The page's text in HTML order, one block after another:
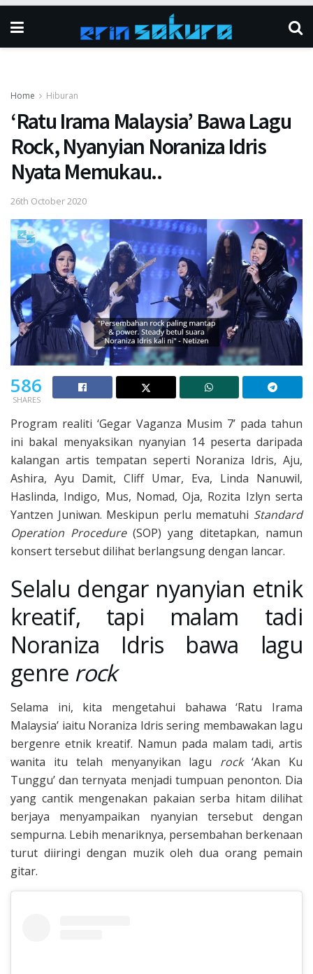
Home Hiburan
‘Ratu Irama Malaysia’ Bawa Lagu
Rock, Nyanyian Noraniza Idris
Nyata Memukau..
26th October 2020
586
SHARES
Program realiti ‘Gegar Vaganza Musim 7’ pada tahun
ini bakal menyaksikan nyanyian 14 peserta daripada
kalangan artis tempatan seperti Noraniza Idris, Aju,
Ashira, Ayu Damit, Cliff Umar, Eva, Linda Nanuwil,
Haslinda, Indigo, Mus, Nomad, Oja, Rozita Izlyn serta
Yantzen Juniwan. Meskipun perlu mematuhi Standard
Operation Procedure(SOP) yang ditetapkan, namun
konsert tersebut dilihat berlangsung dengan lancar.
Selalu dengar nyanyian etnik
kreatif, tapi malam tadi
Noraniza Idris bawa lagu
genre rock
Selama ini, kita mengetahui bahawa ‘Ratu Irama
Malaysia’ iaitu Noraniza Idris sering membawakan lagu
bergenre etnik kreatif. Namun pada malam tadi, artis
wanita itu telah menyanyikan lagu rock‘Akan Ku
Tunggu’ dan ternyata menjadi tumpuan penonton. Dia
yang cantik mengenakan pakaian serba hitam dilihat
berjaya menyampaikan nyanyian tersebut dengan
sempurna. Lebih menariknya, persembahan berkenaan
turut diiringi dengan muzik oleh dua orang pemain
gitar.